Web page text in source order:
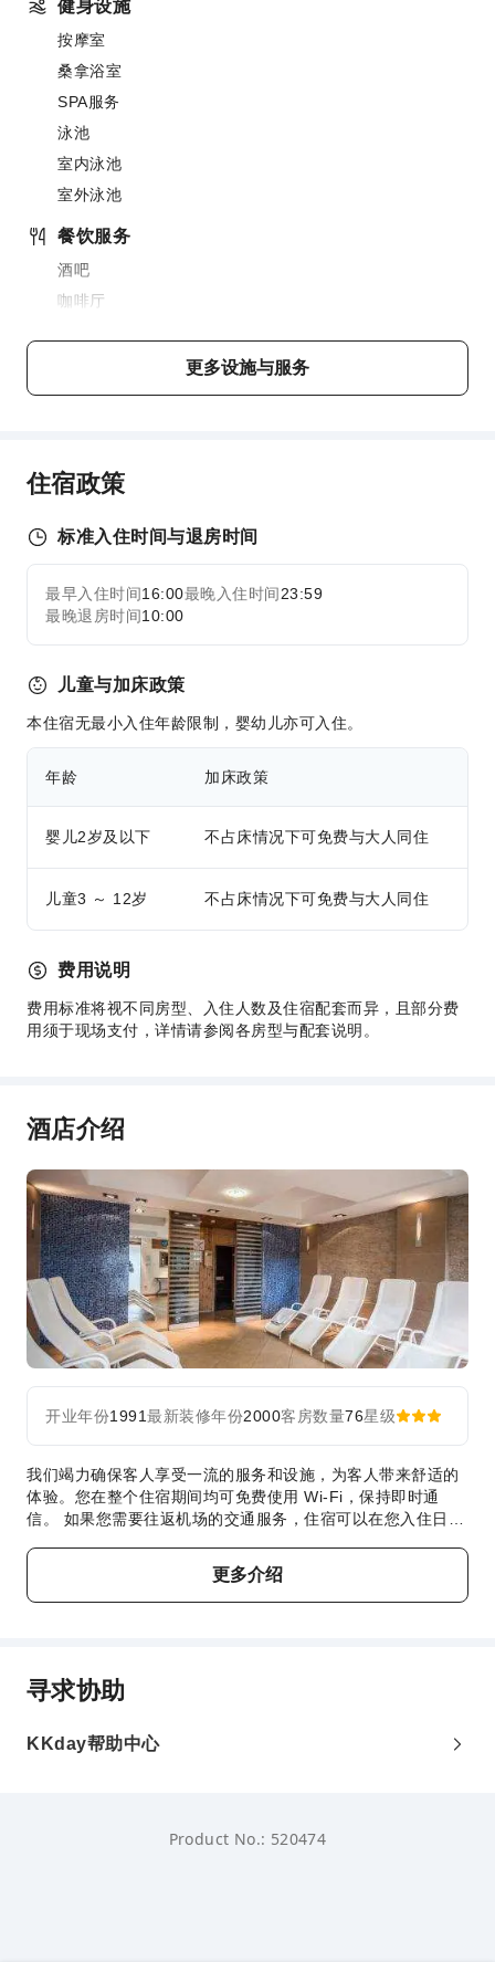
健身设施
按摩室
桑拿浴室
SPA服务
泳池
室内泳池
室外泳池
餐饮服务
酒吧
咖啡厅
小吃吧
传真/复印
儿童乐园
运动设施
徒步旅行
乒乓球室
网球场
交通服务
机场接送服务
干洗服务
公共区域设施
公用区wifi
电梯
吸烟区
停车场
前台服务
旅游票务服务
礼宾服务
储物柜
行李寄存
前台贵重物品保险柜
快速入住退房
安全与安保
急救包
公共区域监控
无障碍设施服务
展开全部
更多设施与服务
住宿政策
标准入住时间与退房时间
最早入住时间16:00最晚入住时间23:59
最晚退房时间10:00
儿童与加床政策
本住宿无最小入住年龄限制，婴幼儿亦可入住。
年龄 加床政策
婴儿2岁及以下 不占床情况下可免费与大人同住
儿童3 ～ 12岁 不占床情况下可免费与大人同住
费用说明
费用标准将视不同房型、入住人数及住宿配套而异，且部分费
用须于现场支付，详情请参阅各房型与配套说明。
酒店介绍
开业年份1991最新装修年份2000客房数量76星级
我们竭力确保客人享受一流的服务和设施，为客人带来舒适的
体验。您在整个住宿期间均可免费使用 Wi-Fi，保持即时通
信。 如果您需要往返机场的交通服务，住宿可以在您入住日期
精彩。开车前来的旅客可享受免费停车。 通过前台提供的礼宾
服务，轻松计划您的日常活动，满足您的旅行需求。通过住宿
的票务服务，您可以轻松获得城市热门景点的门票。 大堂设有
充分享受在客房内的时光。请注意，为确保所有客人能够享受
每间客房均以舒适为宗旨，提供一系列设施服务，让您享受静
人提供娱乐。部分客房配备了冲泡咖啡或茶的器具，您的饮用
更多介绍
寻求协助
KKday帮助中心
Product No.: 520474